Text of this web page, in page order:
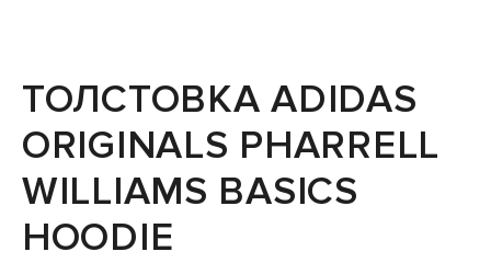
ТОЛСТОВКА ADIDAS
ORIGINALS PHARRELL
WILLIAMS BASICS
HOODIE